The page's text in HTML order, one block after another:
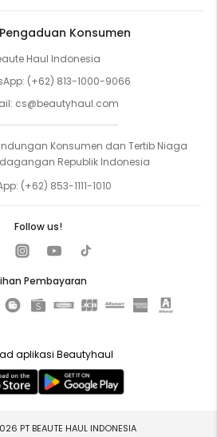
Konsumen
Haul Indonesia
(+62) 813-1000-9066
cs@beautyhaul.com
Konsumen dan Tertib Niaga
Republik Indonesia
(+62) 853-1111-1010
Pembayaran
Follow us!
aplikasi Beautyhaul
PT BEAUTE HAUL INDONESIA